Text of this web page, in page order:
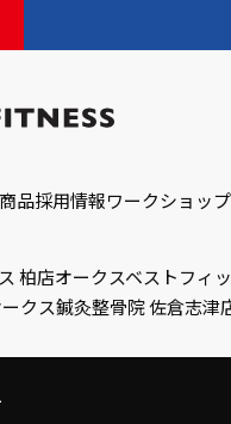
品採用情報ワークショップ
柏店オークスベストフィ
クス鍼灸整骨院 佐倉志津